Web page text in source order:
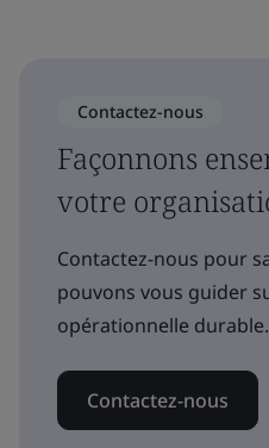
Contactez-nous
Façonnons
votre
Contactez-nous pour
pouvons vous guider
opérationnelle durable.
Contactez-nous